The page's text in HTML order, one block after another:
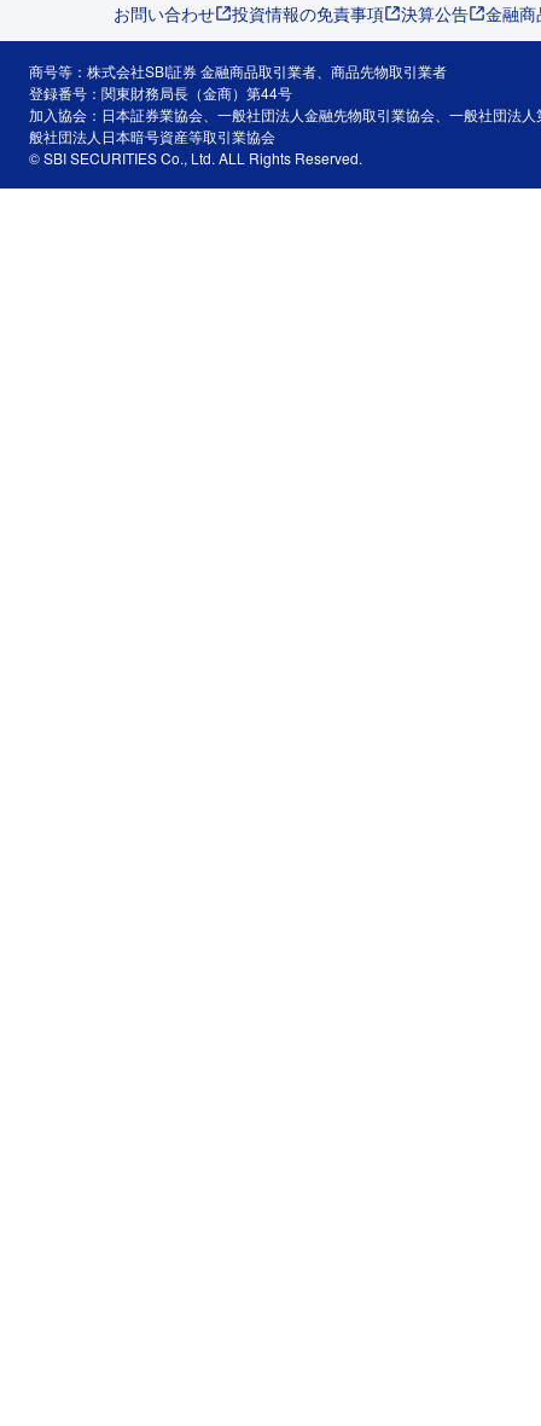
お問い合わせ 投資情報の免責事項 決算公告 金融
商号等：株式会社SBI証券 金融商品取引業者、商品先物取引業者
登録番号：関東財務局長（金商）第44号
加入協会：日本証券業協会、一般社団法人金融先物取引業協会、一般社団法
般社団法人日本暗号資産等取引業協会
© SBI SECURITIES Co., Ltd. ALL Rights Reserved.